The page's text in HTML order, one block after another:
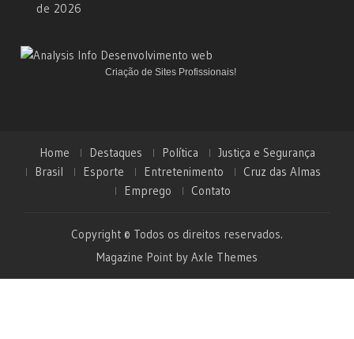
de 2026
Criação de Sites Profissionais!
Home Destaques Política
Justiça e Segurança
Brasil
Esporte Entretenimento
Cruz das Almas
Emprego
Contato
Copyright © Todos os direitos reservados.
Magazine Point by Axle Themes